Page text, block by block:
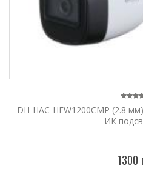
DH-HAC-HFW1200CMP (2.8
ИК
1300